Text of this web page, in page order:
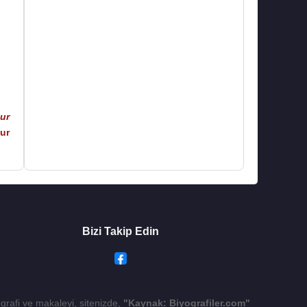
Bizi Takip Edin
ve makaleyi, sitenizde, "Kaynak: Biyografiler.com"